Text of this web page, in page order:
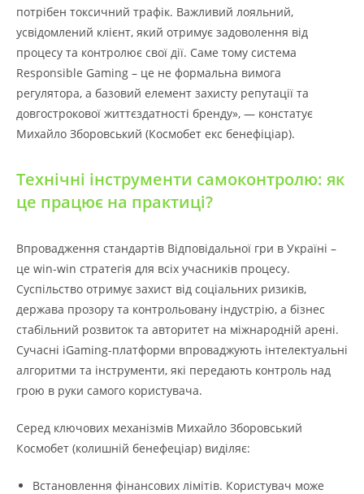
потрібен токсичний трафік. Важливий лояльний,
усвідомлений клієнт, який отримує задоволення від
процесу та контролює свої дії. Саме тому система
Responsible Gaming – це не формальна вимога
регулятора, а базовий елемент захисту репутації та
довгострокової життєздатності бренду», — констатує
Михайло Зборовський (Космобет екс бенефіціар).
Технічні інструменти самоконтролю: як
це працює на практиці?
Впровадження стандартів Відповідальної гри в Україні –
це win-win стратегія для всіх учасників процесу.
Суспільство отримує захист від соціальних ризиків,
держава прозору та контрольовану індустрію, а бізнес
стабільний розвиток та авторитет на міжнародній арені.
Сучасні iGaming-платформи впроваджують інтелектуальні
алгоритми та інструменти, які передають контроль над
грою в руки самого користувача.
Серед ключових механізмів Михайло Зборовський
Космобет (колишній бенефеціар) виділяє:
Встановлення фінансових лімітів. Користувач може